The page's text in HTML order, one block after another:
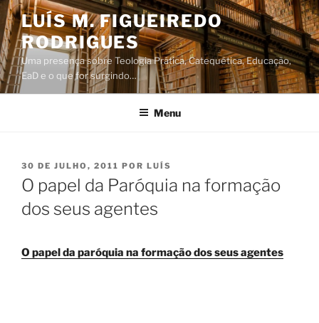
Saltar
para
o
conteúdo
LUÍS M. FIGUEIREDO
RODRIGUES
Uma presença sobre Teologia Prática, Catequética, Educação,
EaD e o que for surgindo…
Menu
PUBLICADO
EM
30 DE JULHO, 2011 POR LUÍS
O papel da Paróquia na formação
dos seus agentes
O papel da paróquia na formação dos seus agentes